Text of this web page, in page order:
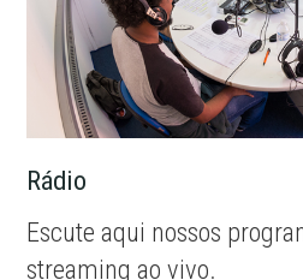
Rádio
Escute aqui nossos
streaming ao vivo.